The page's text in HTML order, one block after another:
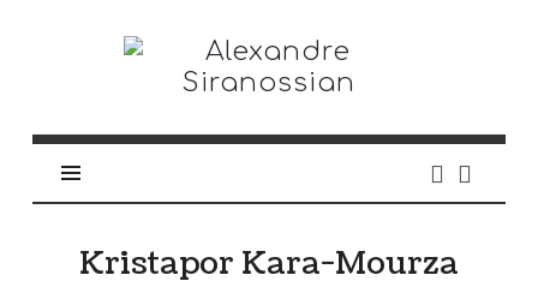
Alexandre
Siranossian
Kristapor Kara-Mourza